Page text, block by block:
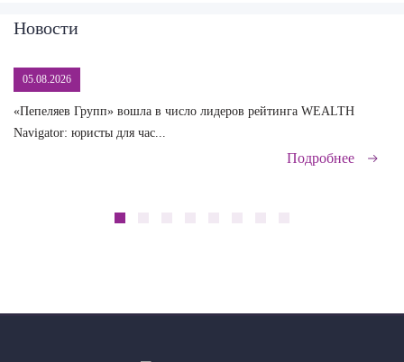
Новости
05.08.2026
«Пепеляев Групп» вошла в число лидеров рейтинга WEALTH
Navigator: юристы для час...
Подробнее